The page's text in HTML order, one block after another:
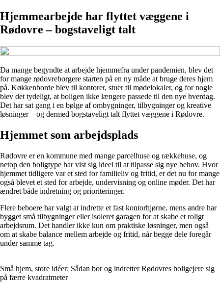
Hjemmearbejde har flyttet væggene i
Rødovre – bogstaveligt talt
Da mange begyndte at arbejde hjemmefra under pandemien, blev det
for mange rødovreborgere starten på en ny måde at bruge deres hjem
på. Køkkenborde blev til kontorer, stuer til mødelokaler, og for nogle
blev det tydeligt, at boligen ikke længere passede til den nye hverdag.
Det har sat gang i en bølge af ombygninger, tilbygninger og kreative
løsninger – og dermed bogstaveligt talt flyttet væggene i Rødovre.
Hjemmet som arbejdsplads
Rødovre er en kommune med mange parcelhuse og rækkehuse, og
netop den boligtype har vist sig ideel til at tilpasse sig nye behov. Hvor
hjemmet tidligere var et sted for familieliv og fritid, er det nu for mange
også blevet et sted for arbejde, undervisning og online møder. Det har
ændret både indretning og prioriteringer.
Flere beboere har valgt at indrette et fast kontorhjørne, mens andre har
bygget små tilbygninger eller isoleret garagen for at skabe et roligt
arbejdsrum. Det handler ikke kun om praktiske løsninger, men også
om at skabe balance mellem arbejde og fritid, når begge dele foregår
under samme tag.
Små hjem, store idéer: Sådan bor og indretter Rødovres boligejere sig
på færre kvadratmeter